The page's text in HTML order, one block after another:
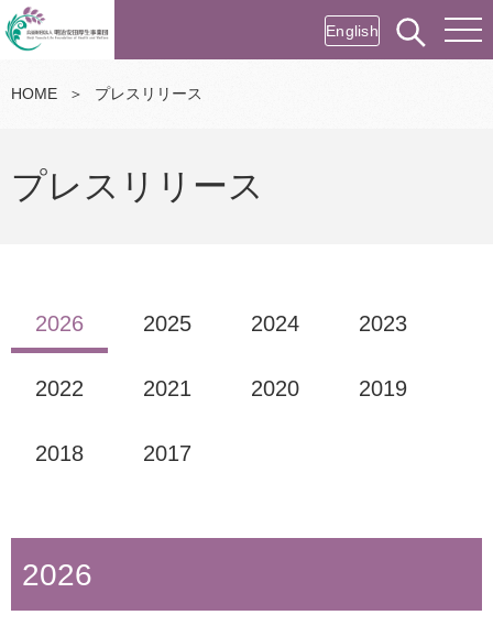
English
HOME ＞ プレスリリース
プレスリリース
2026 2025 2024 2023
2022 2021 2020 2019
2018 2017
2026